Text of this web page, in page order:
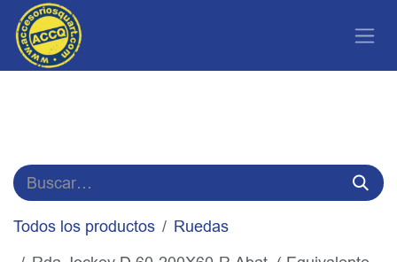
Ir al contenido
Todos los productos
Ruedas